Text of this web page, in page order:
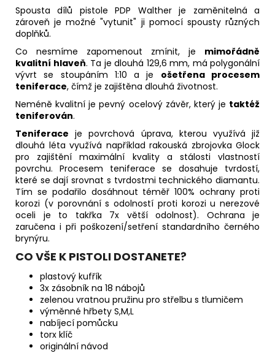
Spousta dílů pistole PDP Walther je zaměnitelná a
zároveň je možné "vytunit" ji pomocí spousty různých
doplňků.
Co nesmíme zapomenout zmínit, je mimořádně
kvalitní hlaveň. Ta je dlouhá 129,6 mm, má polygonální
vývrt se stoupáním 1:10 a je ošetřena procesem
teniferace, čímž je zajištěna dlouhá životnost.
Neméně kvalitní je pevný ocelový závěr, který je taktéž
teniferován.
Teniferace je povrchová úprava, kterou využívá již
dlouhá léta využívá například rakouská zbrojovka Glock
pro zajištění maximální kvality a stálosti vlastností
povrchu. Procesem teniferace se dosahuje tvrdostí,
které se dají srovnat s tvrdostmi technického diamantu.
Tím se podařilo dosáhnout téměř 100% ochrany proti
korozi (v porovnání s odolností proti korozi u nerezové
oceli je to takřka 7x větší odolnost). Ochrana je
zaručena i při poškození/setření standardního černého
brynýru.
CO VŠE K PISTOLI DOSTANETE?
plastový kufřík
3x zásobník na 18 nábojů
zelenou vratnou pružinu pro střelbu s tlumičem
výměnné hřbety S,M,L
nabíjecí pomůcku
torx klíč
originální návod